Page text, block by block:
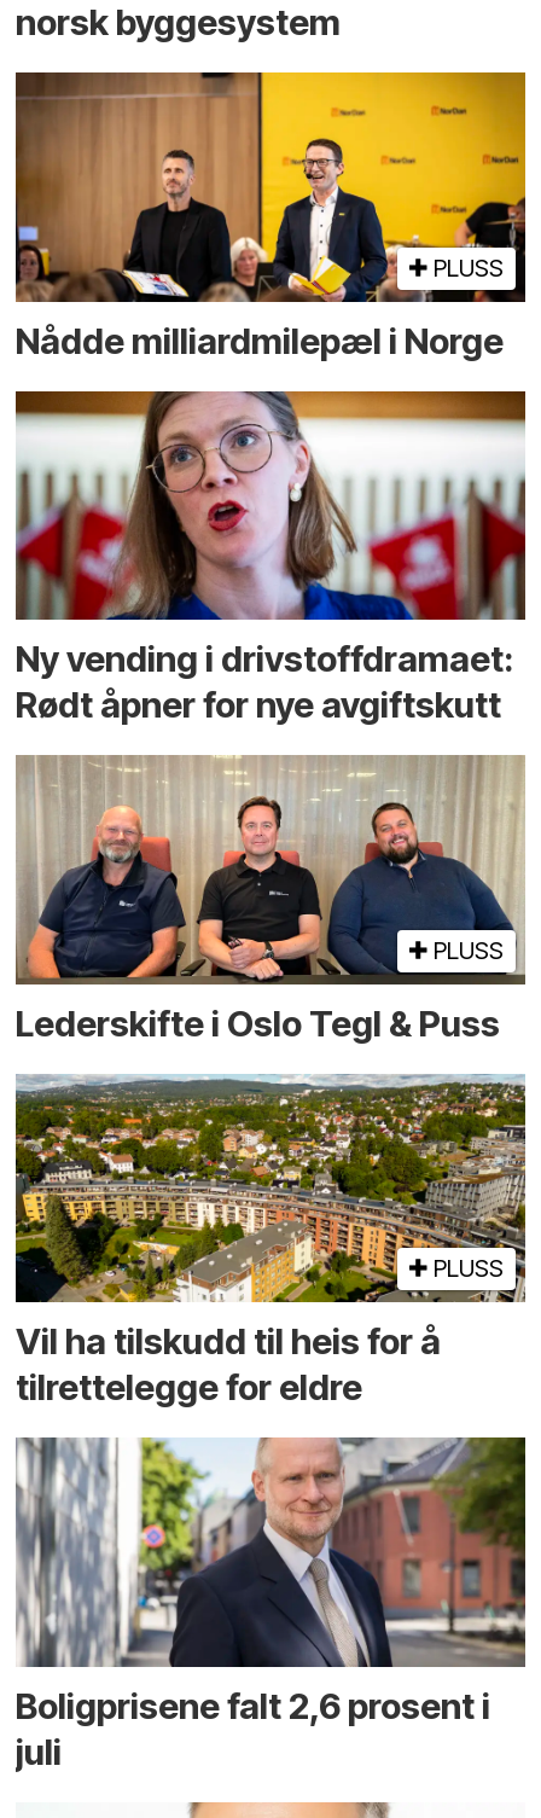
norsk bygge­system
PLUSS
Nådde milliard­­milepæl i Norge
Ny vending i drivstoffdramaet:
Rødt åpner for nye avgiftskutt
PLUSS
Lederskifte i Oslo Tegl & Puss
PLUSS
Vil ha tilskudd til heis for å
tilrettelegge for eldre
Boligprisene falt 2,6 prosent i
juli